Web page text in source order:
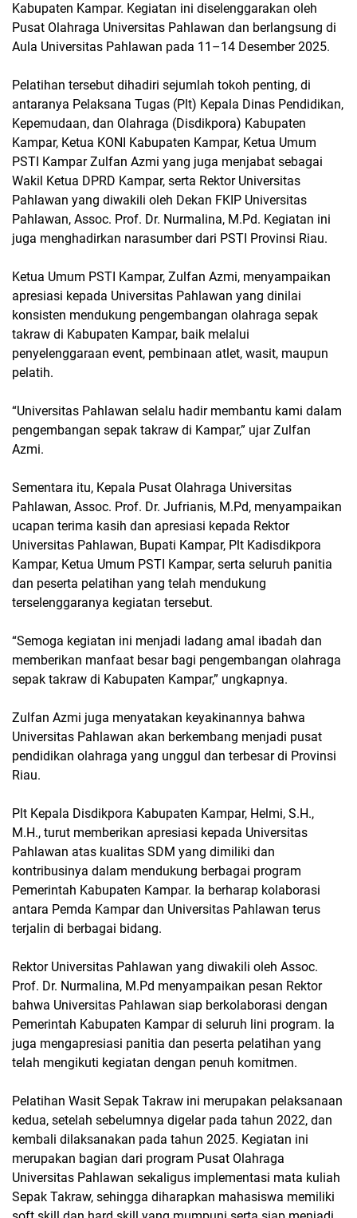
Kabupaten Kampar. Kegiatan ini diselenggarakan oleh
Pusat Olahraga Universitas Pahlawan dan berlangsung di
Aula Universitas Pahlawan pada 11–14 Desember 2025.
Pelatihan tersebut dihadiri sejumlah tokoh penting, di
antaranya Pelaksana Tugas (Plt) Kepala Dinas Pendidikan,
Kepemudaan, dan Olahraga (Disdikpora) Kabupaten
Kampar, Ketua KONI Kabupaten Kampar, Ketua Umum
PSTI Kampar Zulfan Azmi yang juga menjabat sebagai
Wakil Ketua DPRD Kampar, serta Rektor Universitas
Pahlawan yang diwakili oleh Dekan FKIP Universitas
Pahlawan, Assoc. Prof. Dr. Nurmalina, M.Pd. Kegiatan ini
juga menghadirkan narasumber dari PSTI Provinsi Riau.
Ketua Umum PSTI Kampar, Zulfan Azmi, menyampaikan
apresiasi kepada Universitas Pahlawan yang dinilai
konsisten mendukung pengembangan olahraga sepak
takraw di Kabupaten Kampar, baik melalui
penyelenggaraan event, pembinaan atlet, wasit, maupun
pelatih.
“Universitas Pahlawan selalu hadir membantu kami dalam
pengembangan sepak takraw di Kampar,” ujar Zulfan
Azmi.
Sementara itu, Kepala Pusat Olahraga Universitas
Pahlawan, Assoc. Prof. Dr. Jufrianis, M.Pd, menyampaikan
ucapan terima kasih dan apresiasi kepada Rektor
Universitas Pahlawan, Bupati Kampar, Plt Kadisdikpora
Kampar, Ketua Umum PSTI Kampar, serta seluruh panitia
dan peserta pelatihan yang telah mendukung
terselenggaranya kegiatan tersebut.
“Semoga kegiatan ini menjadi ladang amal ibadah dan
memberikan manfaat besar bagi pengembangan olahraga
sepak takraw di Kabupaten Kampar,” ungkapnya.
Zulfan Azmi juga menyatakan keyakinannya bahwa
Universitas Pahlawan akan berkembang menjadi pusat
pendidikan olahraga yang unggul dan terbesar di Provinsi
Riau.
Plt Kepala Disdikpora Kabupaten Kampar, Helmi, S.H.,
M.H., turut memberikan apresiasi kepada Universitas
Pahlawan atas kualitas SDM yang dimiliki dan
kontribusinya dalam mendukung berbagai program
Pemerintah Kabupaten Kampar. Ia berharap kolaborasi
antara Pemda Kampar dan Universitas Pahlawan terus
terjalin di berbagai bidang.
Rektor Universitas Pahlawan yang diwakili oleh Assoc.
Prof. Dr. Nurmalina, M.Pd menyampaikan pesan Rektor
bahwa Universitas Pahlawan siap berkolaborasi dengan
Pemerintah Kabupaten Kampar di seluruh lini program. Ia
juga mengapresiasi panitia dan peserta pelatihan yang
telah mengikuti kegiatan dengan penuh komitmen.
Pelatihan Wasit Sepak Takraw ini merupakan pelaksanaan
kedua, setelah sebelumnya digelar pada tahun 2022, dan
kembali dilaksanakan pada tahun 2025. Kegiatan ini
merupakan bagian dari program Pusat Olahraga
Universitas Pahlawan sekaligus implementasi mata kuliah
Sepak Takraw, sehingga diharapkan mahasiswa memiliki